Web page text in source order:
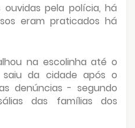
pela polícia, há
eram praticados há
na escolinha até o
da cidade após o
denúncias - segundo
das famílias dos